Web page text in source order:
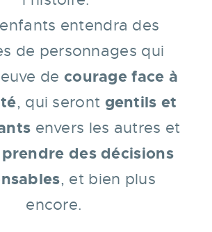
entendra des
de personnages qui
de courage face à
, qui seront gentils et
envers les autres et
prendre des décisions
, et bien plus
encore.